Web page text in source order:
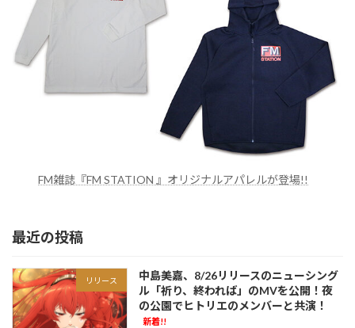
FM雑誌『FM STATION 』オリジナルアパレルが登場!!
最近の投稿
リリース
中島美嘉、8/26リリースのニューシング
ル「祈り、終われば」のMVを公開！夜
の公園でヒトリエのメンバーと共演！
新着!!